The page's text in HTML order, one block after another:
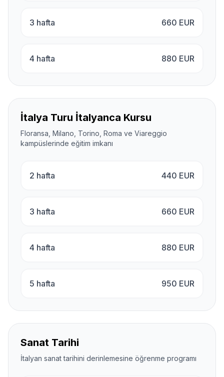
3 hafta 660 EUR
4 hafta 880 EUR
İtalya Turu İtalyanca Kursu
Floransa, Milano, Torino, Roma ve Viareggio
kampüslerinde eğitim imkanı
2 hafta 440 EUR
3 hafta 660 EUR
4 hafta 880 EUR
5 hafta 950 EUR
Sanat Tarihi
İtalyan sanat tarihini derinlemesine öğrenme programı